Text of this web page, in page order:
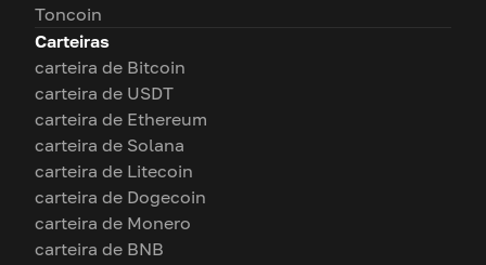
Toncoin
Carteiras
carteira de Bitcoin
carteira de USDT
carteira de Ethereum
carteira de Solana
carteira de Litecoin
carteira de Dogecoin
carteira de Monero
carteira de BNB